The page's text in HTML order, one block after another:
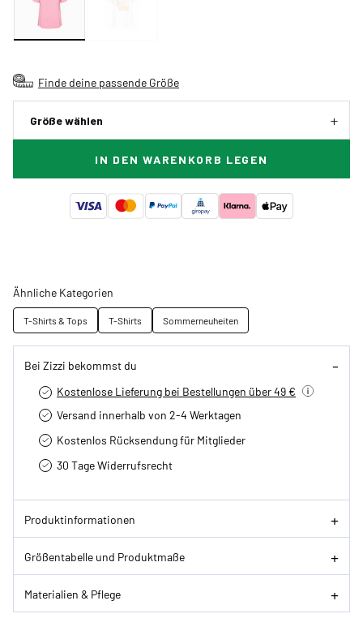
Finde deine passende Größe
Größe wählen
IN DEN WARENKORB LEGEN
Ähnliche Kategorien
T-Shirts & Tops T-Shirts Sommerneuheiten
Bei Zizzi bekommst du
Kostenlose Lieferung bei Bestellungen über 49 €
Versand innerhalb von 2-4 Werktagen
Kostenlos Rücksendung für Mitglieder
30 Tage Widerrufsrecht
Produktinformationen
Größentabelle und Produktmaße
Materialien & Pflege